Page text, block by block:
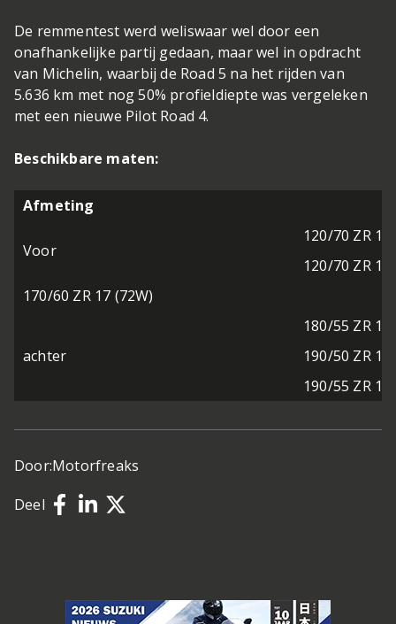
De remmentest werd weliswaar wel door een
onafhankelijke partij gedaan, maar wel in opdracht
van Michelin, waarbij de Road 5 na het rijden van
5.636 km met nog 50% profieldiepte was vergeleken
met een nieuwe Pilot Road 4.
Beschikbare maten:
Afmeting
Voor
120/70 ZR 17
120/70 ZR 18
170/60 ZR 17 (72W)
achter
180/55 ZR 17
190/50 ZR 17
190/55 ZR 17
Door:Motorfreaks
Deel